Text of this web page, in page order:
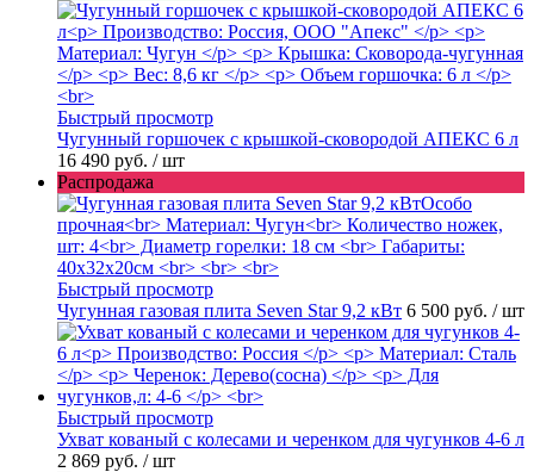
Быстрый просмотр
Чугунный горшочек с крышкой-сковородой АПЕКС 6 л
16 490 руб. / шт
Распродажа
Быстрый просмотр
Чугунная газовая плита Seven Star 9,2 кВт 6 500 руб. / шт
Быстрый просмотр
Ухват кованый с колесами и черенком для чугунков 4-6 л
2 869 руб. / шт